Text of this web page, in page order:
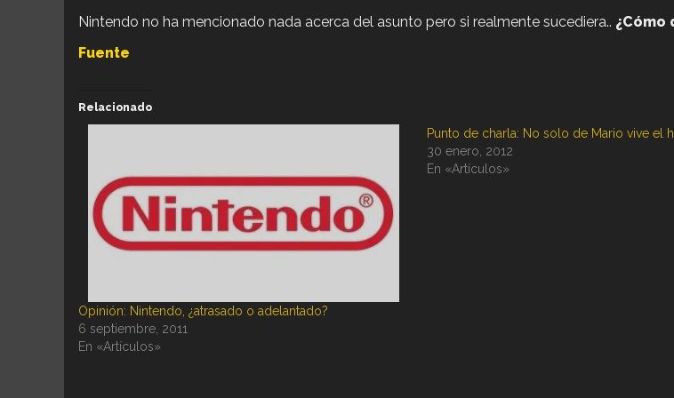
Nintendo no ha mencionado nada acerca del asunto pero si realmente sucediera.. ¿Cómo
Fuente
Relacionado
Opinión: Nintendo, ¿atrasado o adelantado?
6 septiembre, 2011
En «Artículos»
Punto de charla: No solo de Mario vive el
30 enero, 2012
En «Artículos»